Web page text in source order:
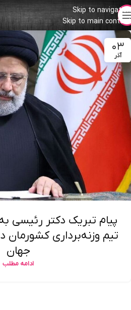
Skip to navigation
Skip to main content
۰۳
آذر
پیام تبریک دکتر رئیسی
تیم وزنه‌برداری کشورمان
جهان
ادامه مطلب